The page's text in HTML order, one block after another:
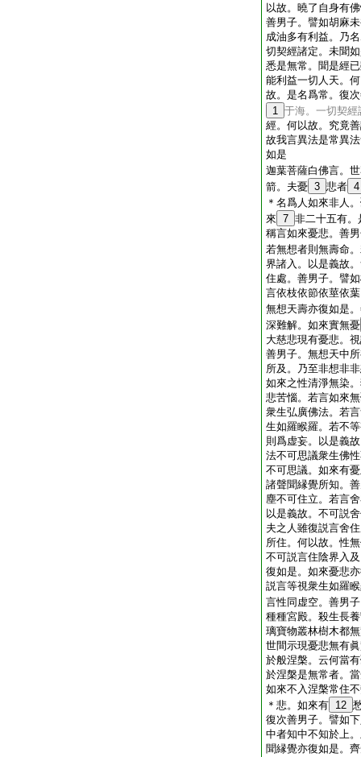
以故。曉了自身有
善男子。譬如胡麻
成油多有利益。乃
切契經諸定。未聞
悉是無常。聞是經
能利益一切人天。
故。是名爲常。復
1 于海。一切契
經。何以故。究竟
故我言異法是常異
如是
迦葉菩薩白佛言。
箭。夫憂 3 悲者 4
＊名爲人如來非人
來 7 非二十五有。
稱言如來憂悲。善
若無想者則無壽命
界諸入。以是義故
住處。善男子。譬
言依枝依節依莖依
無想天壽亦復如是
深難解。如來實無憂
大慈悲現有憂悲。
善男子。無想天中
所及。乃至非想非
如來之性清淨無染
悲苦惱。若言如來
衆生弘廣佛法。若
生如羅睺羅。若不
則爲虚妄。以是義
法不可思議衆生佛
不可思議。如來有
諸聲聞縁覺所知。
塵不可住立。若言
以是義故。不可説
夫之人雖復説言舍
所住。何以故。性
不可説言住陰界入
復如是。如來憂悲
説言等視衆生如羅
言性同虚空。善男
種種宮殿。殺生長
璃寶物叢林樹木都
世間示現憂悲無有
於般涅槃。云何當
於涅槃是無常者。
如來不入涅槃常住
＊悲。如來有 12
復次善男子。譬如
中者知中不知於上
聞縁覺亦復如是。